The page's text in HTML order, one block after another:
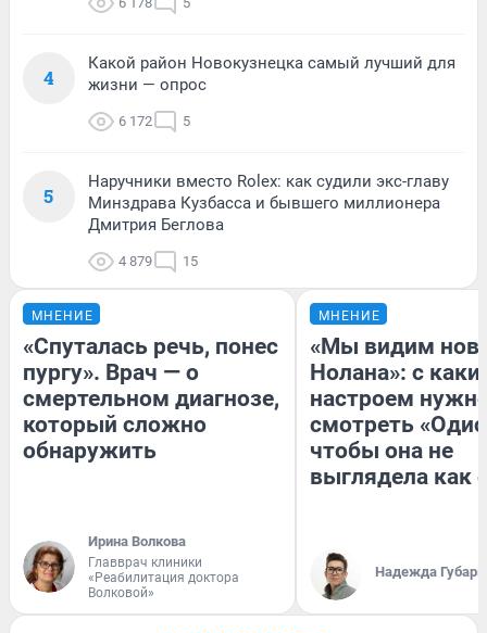
4
Какой район Новокузнецка самый лучший для
жизни — опрос
6 172 5
5
Наручники вместо Rolex: как судили экс-главу
Минздрава Кузбасса и бывшего миллионера
Дмитрия Беглова
4 879 15
МНЕНИЕ
«Спуталась речь, понес
пургу». Врач — о
смертельном диагнозе,
который сложно
обнаружить
Ирина Волкова
Главврач клиники
«Реабилитация доктора
Волковой»
МНЕНИЕ
«Мы видим
Нолана»: с
настроем
смотреть
чтобы она не
выглядела как
Надежда Губарь